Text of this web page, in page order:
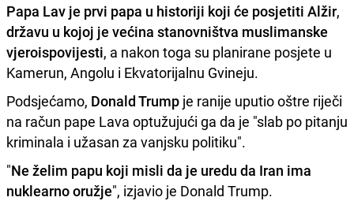
Papa Lav je prvi papa u historiji koji će posjetiti Alžir,
državu u kojoj je većina stanovništva muslimanske
vjeroispovijesti, a nakon toga su planirane posjete u
Kamerun, Angolu i Ekvatorijalnu Gvineju.
Podsjećamo, Donald Trump je ranije uputio oštre riječi
na račun pape Lava optužujući ga da je "slab po pitanju
kriminala i užasan za vanjsku politiku".
"Ne želim papu koji misli da je uredu da Iran ima
nuklearno oružje", izjavio je Donald Trump.